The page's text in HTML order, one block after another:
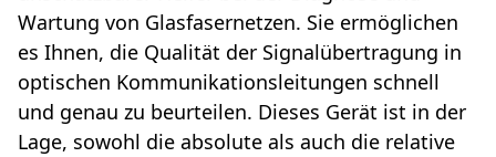
Wartung von Glasfasernetzen. Sie ermöglichen
es Ihnen, die Qualität der Signalübertragung in
optischen Kommunikationsleitungen schnell
und genau zu beurteilen. Dieses Gerät ist in der
Lage, sowohl die absolute als auch die relative